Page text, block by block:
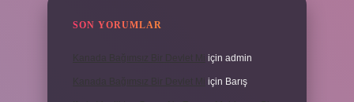
SON YORUMLAR
için admin
için Barış